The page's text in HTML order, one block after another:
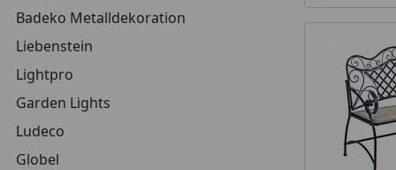
Badeko Metalldekoration
Liebenstein
Lightpro
Garden Lights
Ludeco
Globel